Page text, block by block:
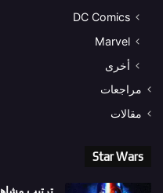
DC Comics
Marvel
أخرى
مراجعات
مقالات
Star Wars